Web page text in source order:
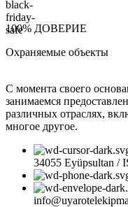
100% ДОВЕРИЕ
Охраняемые объекты
С момента своего
занимаемся
различных отраслях,
многое другое.
34055 Eyüpsultan /